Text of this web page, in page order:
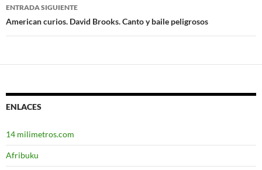
entradas
ENTRADA SIGUIENTE
American curios. David Brooks. Canto y baile peligrosos
ENLACES
14 milimetros.com
Afribuku